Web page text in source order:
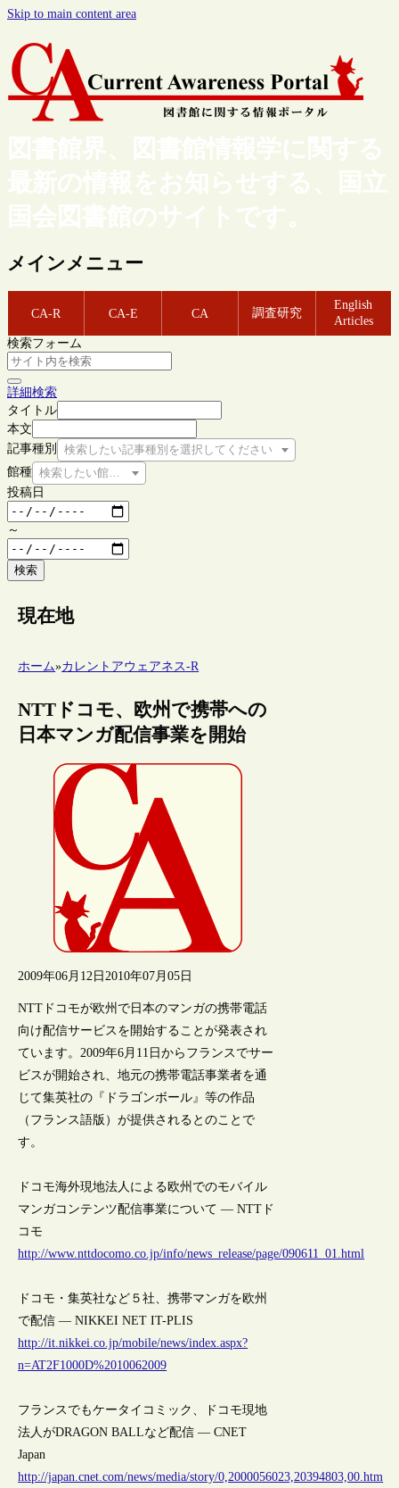
Skip to main content area
図書館界、図書館情報学に関する
最新の情報をお知らせする、国立
国会図書館のサイトです。
メインメニュー
CA-R CA-E CA 調査研究
English
Articles
検索フォーム
詳細検索
タイトル
本文
記事種別
検索したい記事種別を選択してください
館種 検索したい館種を選択してください
投稿日
～
検索
現在地
ホーム»カレントアウェアネス-R
NTTドコモ、欧州で携帯への
日本マンガ配信事業を開始
2009年06月12日 2010年07月05日
NTTドコモが欧州で日本のマンガの携帯電話
向け配信サービスを開始することが発表され
ています。2009年6月11日からフランスでサー
ビスが開始され、地元の携帯電話事業者を通
じて集英社の『ドラゴンボール』等の作品
（フランス語版）が提供されるとのことで
す。
ドコモ海外現地法人による欧州でのモバイル
マンガコンテンツ配信事業について — NTTド
コモ
http://www.nttdocomo.co.jp/info/news_release/page/090611_01.html
ドコモ・集英社など５社、携帯マンガを欧州
で配信 — NIKKEI NET IT-PLIS
http://it.nikkei.co.jp/mobile/news/index.aspx?
n=AT2F1000D%2010062009
フランスでもケータイコミック、ドコモ現地
法人がDRAGON BALLなど配信 — CNET
Japan
http://japan.cnet.com/news/media/story/0,2000056023,20394803,00.htm